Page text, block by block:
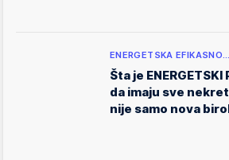
ENERGETSKA EFIKASNO…
Šta je
da imaju sve
nije samo nova